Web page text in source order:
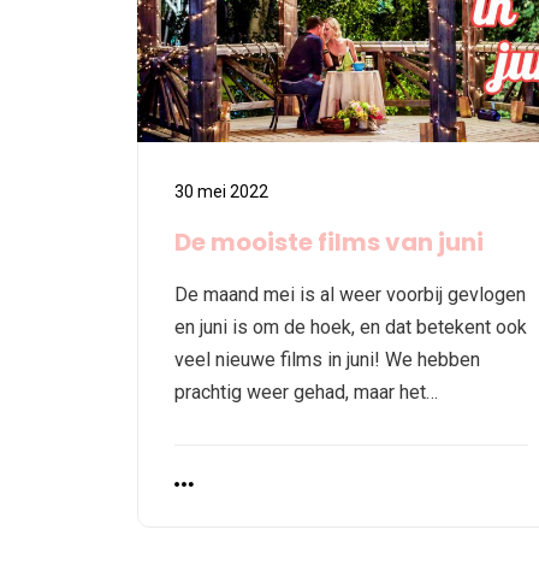
30 mei 2022
De mooiste films van juni
De maand mei is al weer voorbij gevlogen
en juni is om de hoek, en dat betekent ook
veel nieuwe films in juni! We hebben
prachtig weer gehad, maar het…